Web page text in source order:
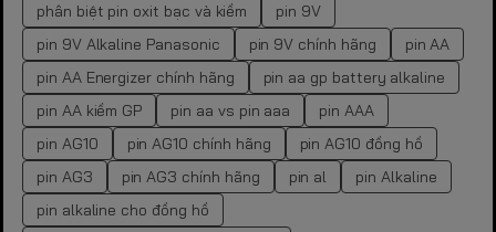
phân biệt pin oxit bạc và kiềm
pin 9V
pin 9V Alkaline Panasonic
pin 9V chính hãng
pin AA
pin AA Energizer chính hãng
pin aa gp battery alkaline
pin AA kiềm GP
pin aa vs pin aaa
pin AAA
pin AG10
pin AG10 chính hãng
pin AG10 đồng hồ
pin AG3
pin AG3 chính hãng pin al
pin Alkaline
pin alkaline cho đồng hồ